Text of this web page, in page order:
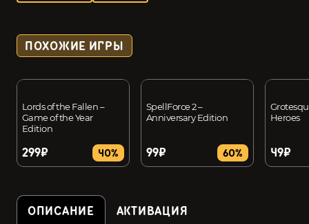
ПОХОЖИЕ ИГРЫ
Lords of the Fallen –
Game of the Year
Edition
299₽ 40%
SpellForce 2 –
Anniversary Edition
99₽ 60%
Heroes
49₽
ОПИСАНИЕ АКТИВАЦИЯ